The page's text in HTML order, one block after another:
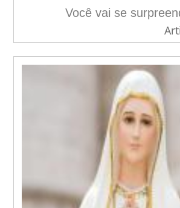
Você vai se